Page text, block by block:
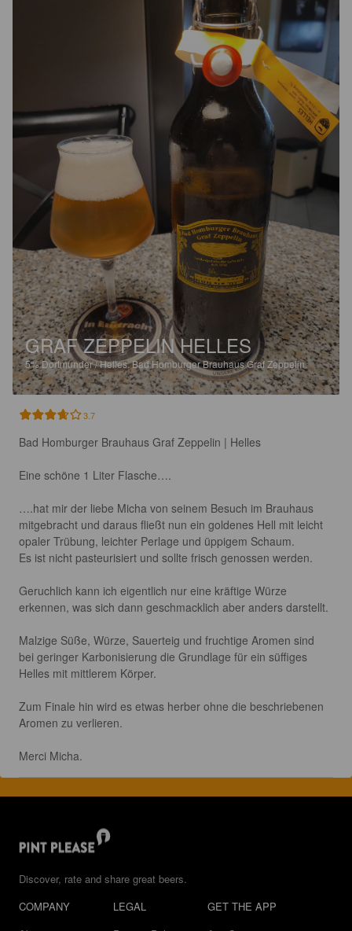
GRAF ZEPPELIN HELLES
5%Dortmunder / Helles.Bad Homburger Brauhaus Graf Zeppelin.
3.7
Bad Homburger Brauhaus Graf Zeppelin | Helles
Eine schöne 1 Liter Flasche….
….hat mir der liebe Micha von seinem Besuch im Brauhaus
mitgebracht und daraus fließt nun ein goldenes Hell mit leicht
opaler Trübung, leichter Perlage und üppigem Schaum.
Es ist nicht pasteurisiert und sollte frisch genossen werden.
Geruchlich kann ich eigentlich nur eine kräftige Würze
erkennen, was sich dann geschmacklich aber anders darstellt.
Malzige Süße, Würze, Sauerteig und fruchtige Aromen sind
bei geringer Karbonisierung die Grundlage für ein süffiges
Helles mit mittlerem Körper.
Zum Finale hin wird es etwas herber ohne die beschriebenen
Aromen zu verlieren.
Merci Micha.
Discover, rate and share great beers.
COMPANY
LEGAL
GET THE APP